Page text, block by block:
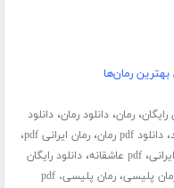
بهترین رمان‌ها
رایگان،رمان،دانلود رمان،دانلود
،دانلود pdf رمان ،رمان ایرانی pdf ،
،pdf عاشقانه ،دانلود رایگان
پلیسی،
رمان پلیسی، pdf